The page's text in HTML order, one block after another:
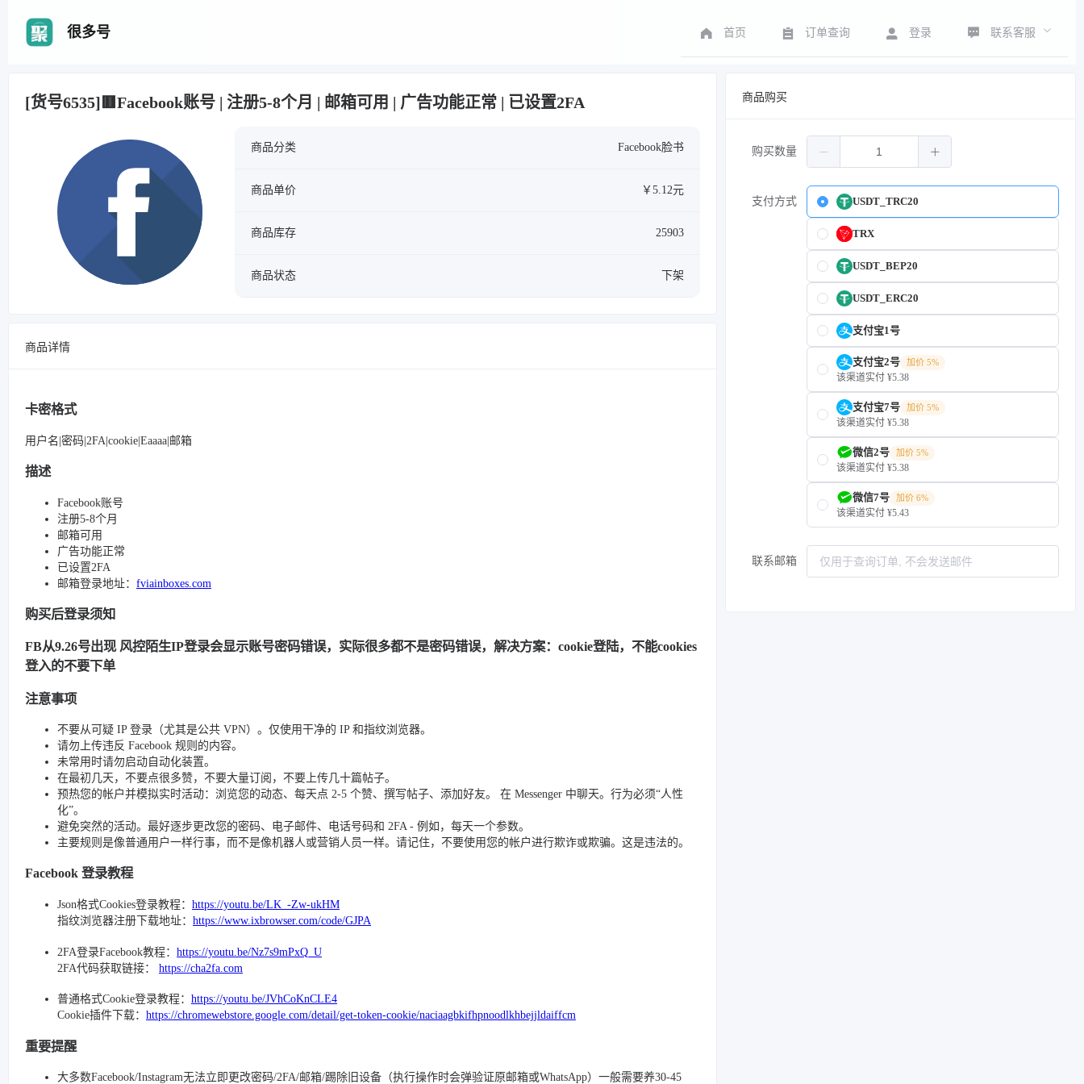
很多号 首页 订单查询 登录 联系客服
[货号6535]🟥Facebook账号 | 注册5-8个月 | 邮箱可用 | 广告功能正常 | 已设置2FA
商品分类 Facebook脸书
商品单价 ￥5.12元
商品库存 25903
商品状态 下架
商品详情
卡密格式
用户名|密码|2FA|cookie|Eaaaa|邮箱
描述
Facebook账号
注册5-8个月
邮箱可用
广告功能正常
已设置2FA
邮箱登录地址： fviainboxes.com
购买后登录须知
FB从9.26号出现 风控陌生IP登录会显示账号密码错误，实际很多都不是密码错误，解决方案：cookie登陆，不能cookies
登入的不要下单
注意事项
不要从可疑 IP 登录（尤其是公共 VPN）。仅使用干净的 IP 和指纹浏览器。
请勿上传违反 Facebook 规则的内容。
未常用时请勿启动自动化装置。
在最初几天，不要点很多赞，不要大量订阅，不要上传几十篇帖子。
预热您的帐户并模拟实时活动：浏览您的动态、每天点 2-5 个赞、撰写帖子、添加好友。 在 Messenger 中聊天。行为必须“人性
化”。
避免突然的活动。最好逐步更改您的密码、电子邮件、电话号码和 2FA - 例如，每天一个参数。
主要规则是像普通用户一样行事，而不是像机器人或营销人员一样。请记住，不要使用您的帐户进行欺诈或欺骗。这是违法的。
Facebook 登录教程
Json格式Cookies登录教程： https://youtu.be/LK_-Zw-ukHM
指纹浏览器注册下载地址： https://www.ixbrowser.com/code/GJPA
2FA登录Facebook教程： https://youtu.be/Nz7s9mPxQ_U
2FA代码获取链接： https://cha2fa.com
普通格式Cookie登录教程： https://youtu.be/JVhCoKnCLE4
Cookie插件下载： https://chromewebstore.google.com/detail/get-token-cookie/naciaagbkifhpnoodlkhbejjldaiffcm
重要提醒
大多数Facebook/Instagram无法立即更改密码/2FA/邮箱/踢除旧设备（执行操作时会弹验证原邮箱或WhatsApp）一般需要养30-45
商品购买
购买数量
支付方式 USDT_TRC20
TRX
USDT_BEP20
USDT_ERC20
支付宝1号
支付宝2号 加价 5%
该渠道实付 ¥5.38
支付宝7号 加价 5%
该渠道实付 ¥5.38
微信2号 加价 5%
该渠道实付 ¥5.38
微信7号 加价 6%
该渠道实付 ¥5.43
联系邮箱